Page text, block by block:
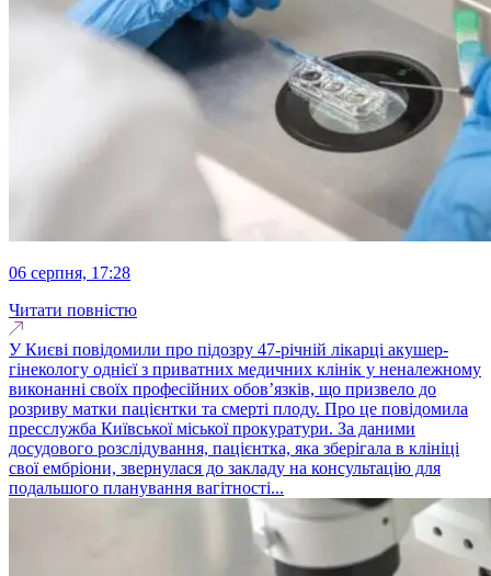
06 серпня, 17:28
Читати повністю
У Києві повідомили про підозру 47-річній лікарці акушер-
гінекологу однієї з приватних медичних клінік у неналежному
виконанні своїх професійних обов’язків, що призвело до
розриву матки пацієнтки та смерті плоду. Про це повідомила
пресслужба Київської міської прокуратури. За даними
досудового розслідування, пацієнтка, яка зберігала в клініці
свої ембріони, звернулася до закладу на консультацію для
подальшого планування вагітності...